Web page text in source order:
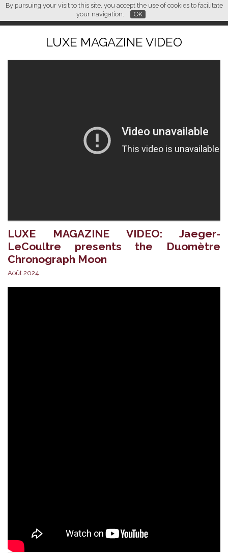
By pursuing your visit to this site, you accept the use of cookies to facilitate
your navigation.
OK
FR
L M
LUXE MAGAZINE VIDEO
LUXE MAGAZINE VIDEO: Jaeger-
LeCoultre presents the Duomètre
Chronograph Moon
Août 2024